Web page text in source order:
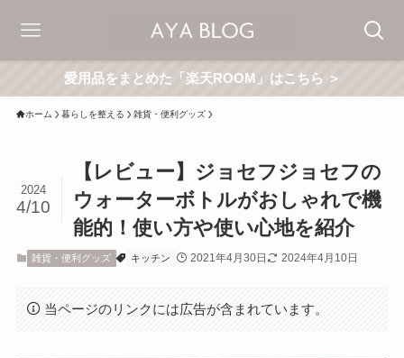
愛用品をまとめた「楽天ROOM」はこちら ＞
ホーム 暮らしを整える 雑貨・便利グッズ
【レビュー】ジョセフジョセフの
ウォーターボトルがおしゃれで機
能的！使い方や使い心地を紹介
2024
4/10
雑貨・便利グッズ キッチン 2021年4月30日 2024年4月10日
当ページのリンクには広告が含まれています。